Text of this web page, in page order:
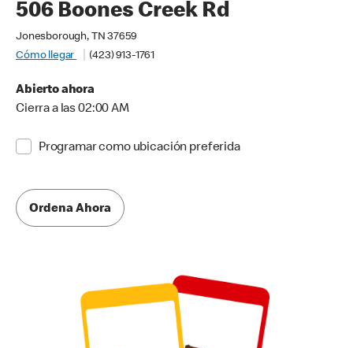
506 Boones Creek Rd
Jonesborough, TN 37659
Cómo llegar
(423) 913-1761
Abierto ahora
Cierra a las 02:00 AM
Programar como ubicación preferida
Ordena Ahora